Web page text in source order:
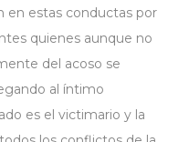
en estas conductas por
quienes aunque no
del acoso se
al íntimo
es el victimario y la